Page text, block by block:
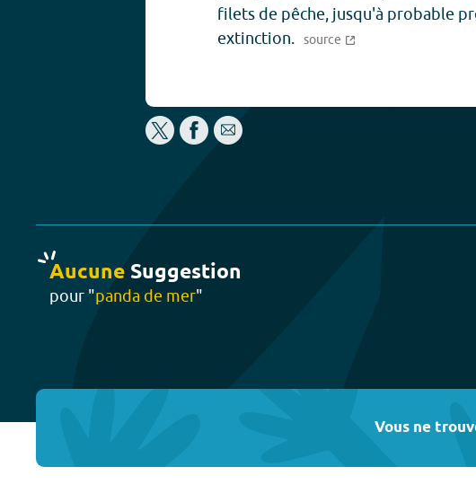
filets de pêche, jusqu'à probable
extinction. source
Aucune Suggestion
pour "panda de mer"
Vous ne